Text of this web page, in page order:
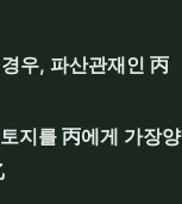
우, 파산관재인 丙
지를 丙에게 가장양